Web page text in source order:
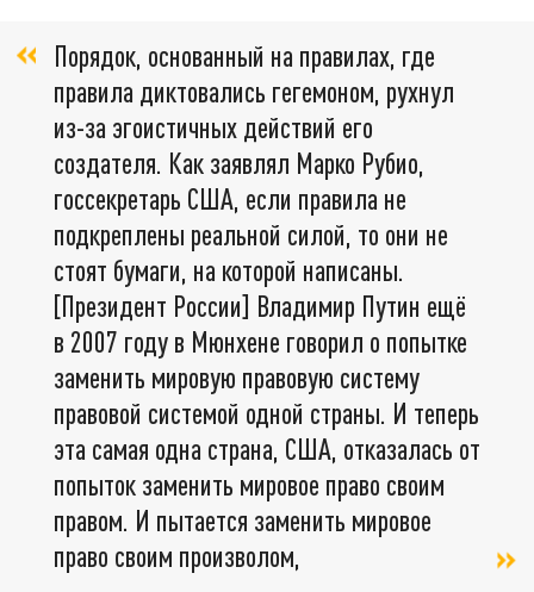
Порядок, основанный на правилах, где
правила диктовались гегемоном, рухнул
из-за эгоистичных действий его
создателя. Как заявлял Марко Рубио,
госсекретарь США, если правила не
подкреплены реальной силой, то они не
стоят бумаги, на которой написаны.
[Президент России] Владимир Путин ещё
в 2007 году в Мюнхене говорил о попытке
заменить мировую правовую систему
правовой системой одной страны. И теперь
эта самая одна страна, США, отказалась от
попыток заменить мировое право своим
правом. И пытается заменить мировое
право своим произволом,